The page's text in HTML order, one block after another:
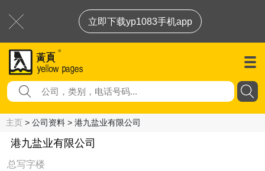
立即下载yp1083手机app
主页 > 公司资料 > 港九盐业有限公司
港九盐业有限公司
总写字楼